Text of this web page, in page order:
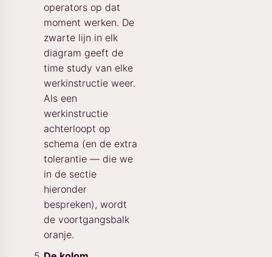
operators op dat
moment werken. De
zwarte lijn in elk
diagram geeft de
time study van elke
werkinstructie weer.
Als een
werkinstructie
achterloopt op
schema (en de extra
tolerantie — die we
in de sectie
hieronder
bespreken), wordt
de voortgangsbalk
oranje.